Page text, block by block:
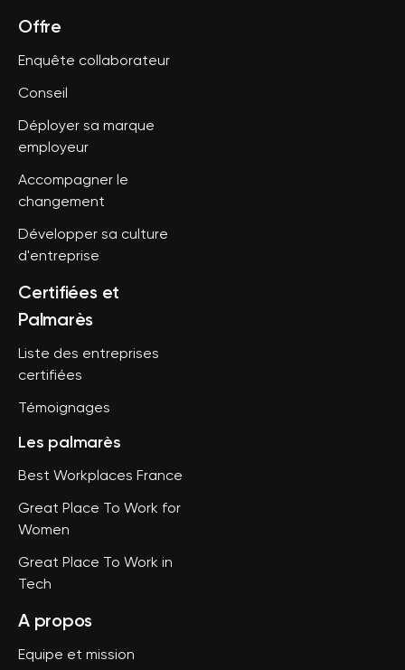
Offre
Enquête collaborateur
Conseil
Déployer sa marque
employeur
Accompagner le
changement
Développer sa culture
d'entreprise
Certifiées et
Palmarès
Liste des entreprises
certifiées
Témoignages
Les palmarès
Best Workplaces France
Great Place To Work for
Women
Great Place To Work in
Tech
A propos
Equipe et mission